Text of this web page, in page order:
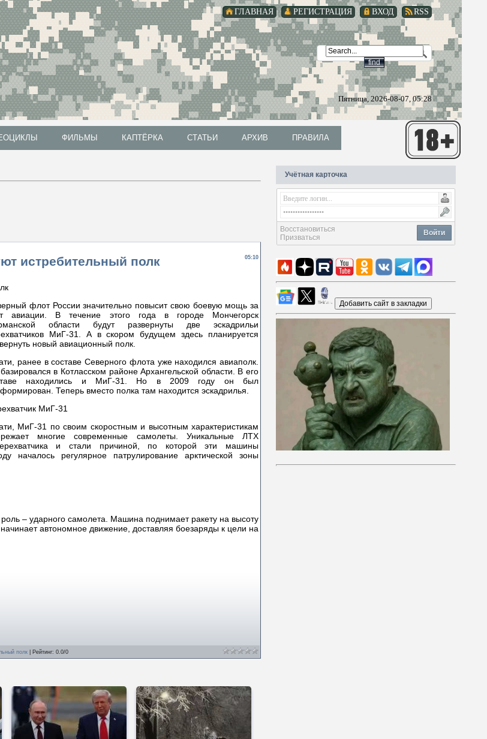
RSS
ВХОД
РЕГИСТРАЦИЯ
ГЛАВНАЯ
Пятница, 2026-08-07, 05:28
ФИЛЬМЫ КАПТЁРКА СТАТЬИ АРХИВ ПРАВИЛА
05:10
истребительный полк
флот России значительно повысит свою боевую мощь за
авиации. В течение этого года в городе Мончегорск
области будут развернуты две эскадрильи
МиГ-31. А в скором будущем здесь планируется
новый авиационный полк.
ранее в составе Северного флота уже находился авиаполк.
в Котласском районе Архангельской области. В его
находились и МиГ-31. Но в 2009 году он был
Теперь вместо полка там находится эскадрилья.
МиГ-31
МиГ-31 по своим скоростным и высотным характеристикам
многие современные самолеты. Уникальные ЛТХ
и стали причиной, по которой эти машины
началось регулярное патрулирование арктической зоны
– ударного самолета. Машина поднимает ракету на высоту
автономное движение, доставляя боезаряды к цели на
полк Рейтинг: 0.0/0
Учётная карточка
Войти
Восстановиться
Призваться